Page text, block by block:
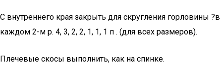
С внутреннего края закрыть для скругления горловины ?в
каждом 2-м р. 4, 3, 2, 2, 1, 1, 1 п . (для всех размеров).
Плечевые скосы выполнить, как на спинке.